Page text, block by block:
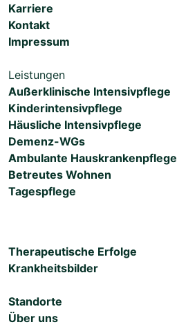
Karriere
Kontakt
Impressum
Leistungen
Außerklinische Intensivpflege
Kinderintensivpflege
Häusliche Intensivpflege
Demenz-WGs
Ambulante Hauskrankenpflege
Betreutes Wohnen
Tagespflege
Therapeutische Erfolge
Krankheitsbilder
Standorte
Über uns